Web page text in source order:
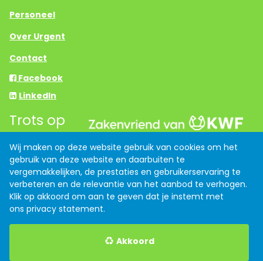
Personeel
Over Urgent
Contact
Facebook
LinkedIn
Trots op
Links
Anti discriminatiebeleid
Algemene voorwaarden
Privacy verklaring
Wij maken op deze website gebruik van cookies om het
gebruik van deze website en daarbuiten te
vergemakkelijken, de prestaties en gebruikerservaring te
verbeteren en de relevantie van het aanbod te verhogen.
Klik op akkoord om aan te geven dat je instemt met
ons privacy statement.
Akkoord